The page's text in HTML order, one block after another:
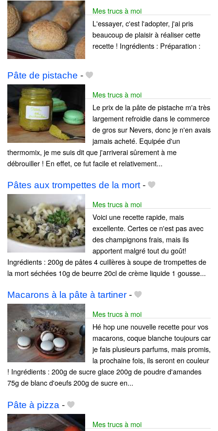
Mes trucs à moi
L'essayer, c'est l'adopter, j'ai pris
beaucoup de plaisir à réaliser cette
recette ! Ingrédients : Préparation :
Pâte de pistache -
Mes trucs à moi
Le prix de la pâte de pistache m'a très
largement refroidie dans le commerce
de gros sur Nevers, donc je n'en avais
jamais acheté. Equipée d'un
thermomix, je me suis dit que j'arriverai sûrement à me
débrouiller ! En effet, ce fut facile et relativement...
Pâtes aux trompettes de la mort -
Mes trucs à moi
Voici une recette rapide, mais
excellente. Certes ce n'est pas avec
des champignons frais, mais ils
apportent malgré tout du goût!
Ingrédients : 200g de pâtes 4 cuillères à soupe de trompettes de
la mort séchées 10g de beurre 20cl de crème liquide 1 gousse...
Macarons à la pâte à tartiner -
Mes trucs à moi
Hé hop une nouvelle recette pour vos
macarons, coque blanche toujours car
je fais plusieurs parfums, mais promis,
la prochaine fois, ils seront en couleur
! Ingrédients : 200g de sucre glace 200g de poudre d'amandes
75g de blanc d'oeufs 200g de sucre en...
Pâte à pizza -
Mes trucs à moi